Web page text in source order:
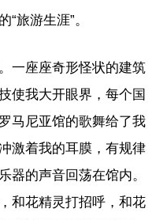
旅游生涯”。
一座座奇形怪状的建筑
使我大开眼界，每个国
马尼亚馆的歌舞给了我
激着我的耳膜，有规律
器的声音回荡在馆内。
和花精灵打招呼，和花